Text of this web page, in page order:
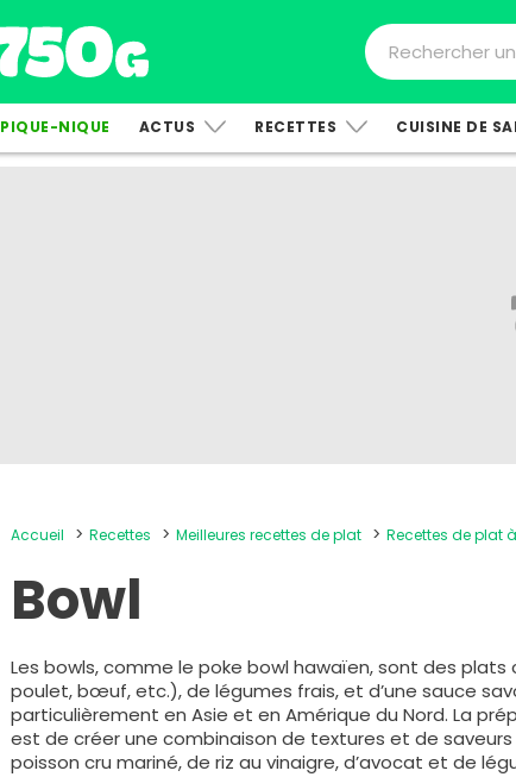
PIQUE-NIQUE ACTUS RECETTES CUISINE DE
Accueil Recettes Meilleures recettes de plat Recettes de plat
Bowl
Les bowls, comme le poke bowl hawaïen, sont des
poulet, bœuf, etc.), de légumes frais, et d’une sauce
particulièrement en Asie et en Amérique du Nord. La
est de créer une combinaison de textures et de
poisson cru mariné, de riz au vinaigre, d’avocat et de